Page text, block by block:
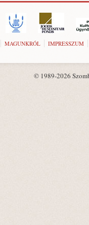
MAGUNKRÓL IMPRESSZUM
© 1989-2026